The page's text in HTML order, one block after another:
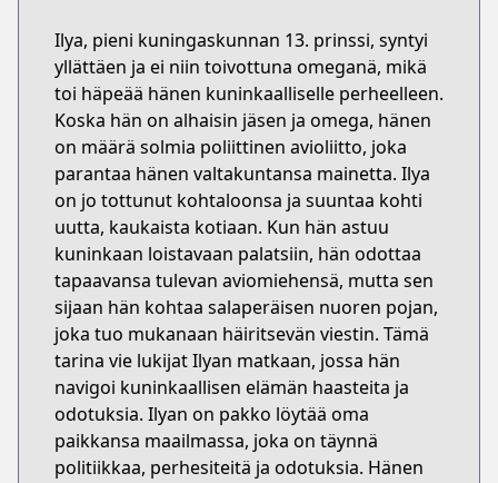
Ilya, pieni kuningaskunnan 13. prinssi, syntyi
yllättäen ja ei niin toivottuna omeganä, mikä
toi häpeää hänen kuninkaalliselle perheelleen.
Koska hän on alhaisin jäsen ja omega, hänen
on määrä solmia poliittinen avioliitto, joka
parantaa hänen valtakuntansa mainetta. Ilya
on jo tottunut kohtaloonsa ja suuntaa kohti
uutta, kaukaista kotiaan. Kun hän astuu
kuninkaan loistavaan palatsiin, hän odottaa
tapaavansa tulevan aviomiehensä, mutta sen
sijaan hän kohtaa salaperäisen nuoren pojan,
joka tuo mukanaan häiritsevän viestin. Tämä
tarina vie lukijat Ilyan matkaan, jossa hän
navigoi kuninkaallisen elämän haasteita ja
odotuksia. Ilyan on pakko löytää oma
paikkansa maailmassa, joka on täynnä
politiikkaa, perhesiteitä ja odotuksia. Hänen